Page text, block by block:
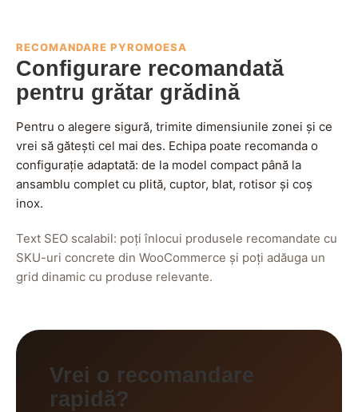
RECOMANDARE PYROMOESA
Configurare recomandată
pentru grătar grădină
Pentru o alegere sigură, trimite dimensiunile zonei și ce
vrei să gătești cel mai des. Echipa poate recomanda o
configurație adaptată: de la model compact până la
ansamblu complet cu plită, cuptor, blat, rotisor și coș
inox.
Text SEO scalabil: poți înlocui produsele recomandate cu
SKU-uri concrete din WooCommerce și poți adăuga un
grid dinamic cu produse relevante.
Vrei o recomandare
rapidă?